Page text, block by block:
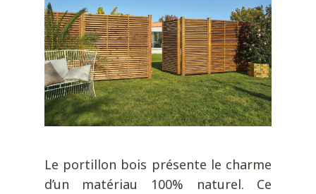
Le portillon bois présente le charme
d’un matériau 100% naturel. Ce